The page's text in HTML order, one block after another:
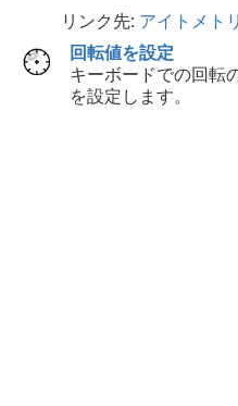
リンク先: アイトメト
回転値を設定
キーボードでの回転
を設定します。